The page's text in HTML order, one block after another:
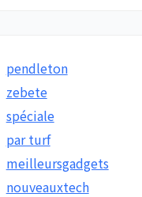
pendleton
zebete
spéciale
par turf
meilleursgadgets
nouveauxtech